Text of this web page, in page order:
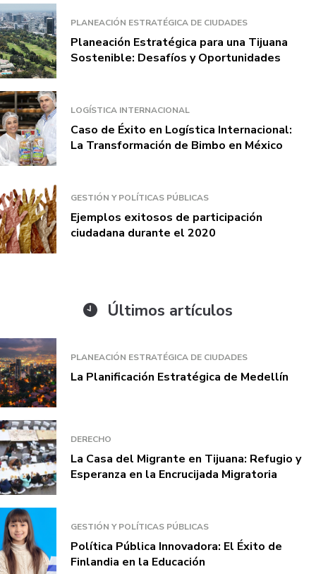
PLANEACIÓN ESTRATÉGICA DE CIUDADES
Planeación Estratégica para una Tijuana
Sostenible: Desafíos y Oportunidades
LOGÍSTICA INTERNACIONAL
Caso de Éxito en Logística Internacional:
La Transformación de Bimbo en México
GESTIÓN Y POLÍTICAS PÚBLICAS
Ejemplos exitosos de participación
ciudadana durante el 2020
Últimos artículos
PLANEACIÓN ESTRATÉGICA DE CIUDADES
La Planificación Estratégica de Medellín
DERECHO
La Casa del Migrante en Tijuana: Refugio y
Esperanza en la Encrucijada Migratoria
GESTIÓN Y POLÍTICAS PÚBLICAS
Política Pública Innovadora: El Éxito de
Finlandia en la Educación